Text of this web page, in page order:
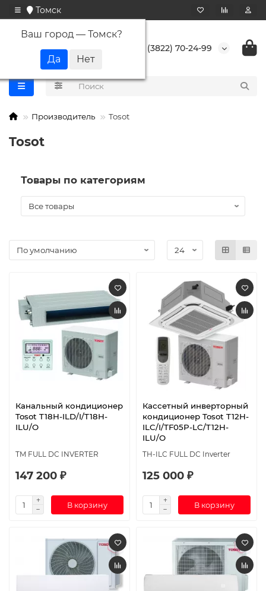
Томск
Ваш город — Томск?
+7 (3822) 70-24-99
Производитель Tosot
Tosot
Товары по категориям
Канальный кондиционер
Tosot T18H-ILD/I/T18H-
ILU/O
TM FULL DC INVERTER
147 200 ₽
В корзину
Кассетный инверторный
кондиционер Tosot T12H-
ILC/I/TF05P-LC/T12H-
ILU/O
TH-ILC FULL DC Inverter
125 000 ₽
В корзину